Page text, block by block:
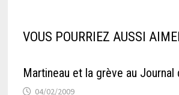
VOUS POURRIEZ AUSSI
Martineau et la grève au Journal
04/02/2009